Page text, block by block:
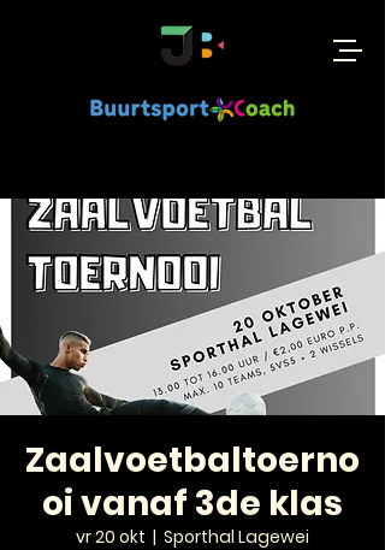
Zaalvoetbaltoerno
oi vanaf 3de klas
vr 20 okt
  |
Sporthal Lagewei